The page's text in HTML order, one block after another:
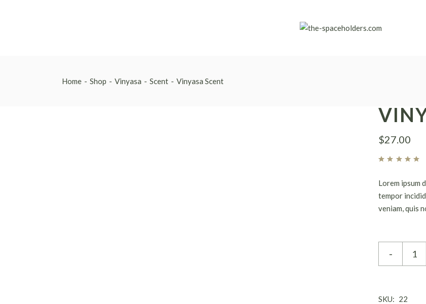
Home Shop Vinyasa Scent Vinyasa Scent
$27.00
Lorem ipsum
tempor
veniam, quis
Vinyasa Scent
-
SKU: 22